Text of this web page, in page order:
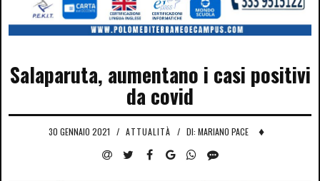
Salaparuta, aumentano i casi positivi
da covid
30 GENNAIO 2021 / ATTUALITÀ / DI: MARIANO PACE ♦